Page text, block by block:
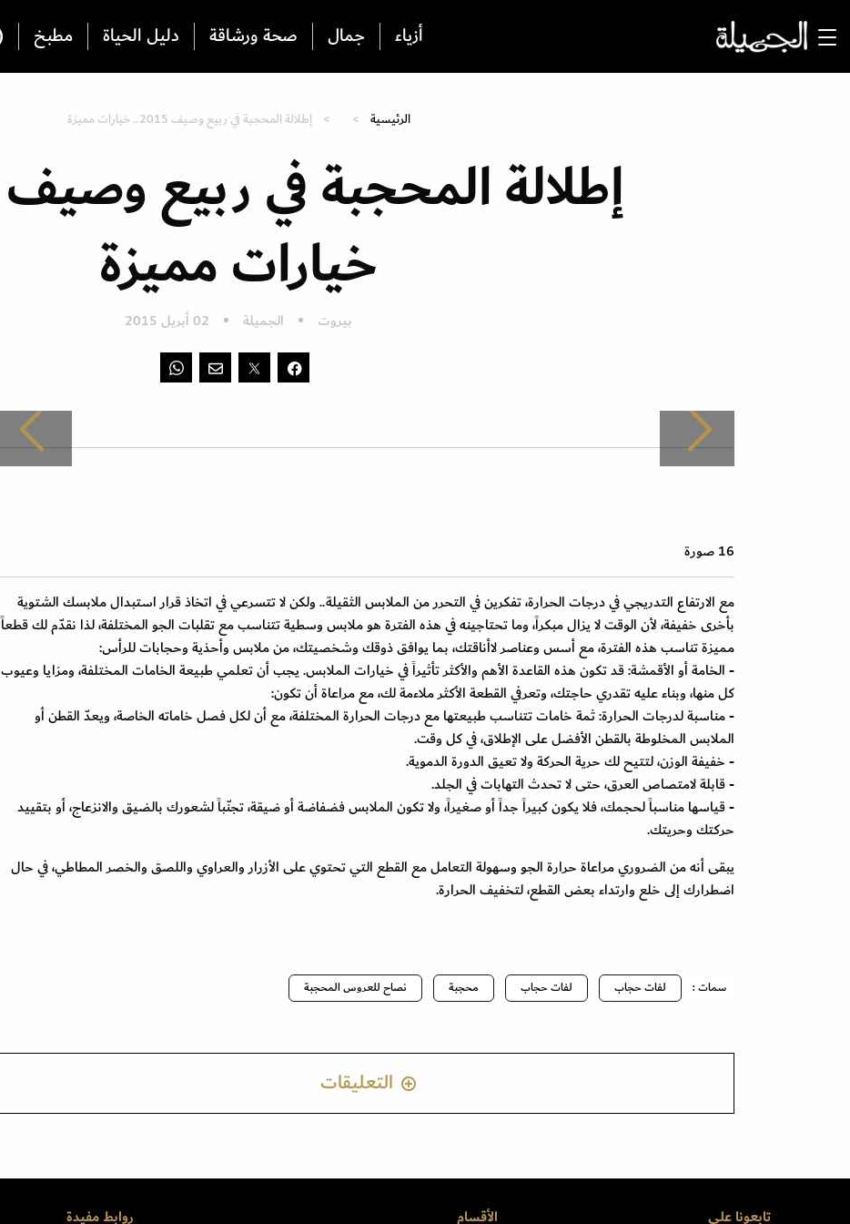
أزياء جمال صحة ورشاقة دليل الحياة مطبخ
الرئيسية إطلالة المحجبة في ربيع وصيف 2015.. خيارات مميزة
خيارات مميزة
بيروت الجميلة 02 أبريل 2015
16 صورة
مع الارتفاع التدريجي في درجات الحرارة، تفكرين في التحرر من الملابس الثقيلة.. ولكن لا تتسرعي في اتخاذ قرار استبدال ملابسك الشتوية
بأخرى خفيفة، لأن الوقت لا يزال مبكراً، وما تحتاجينه في هذه الفترة هو ملابس وسطية تتناسب مع تقلبات الجو المختلفة، لذا نقدّم لك قطعاً
مميزة تناسب هذه الفترة، مع أسس وعناصر لاأناقتك، بما يوافق ذوقك وشخصيتك، من ملابس وأحذية وحجابات للرأس:
- الخامة أو الأقمشة: قد تكون هذه القاعدة الأهم والأكثر تأثيراً في خيارات الملابس. يجب أن تعلمي طبيعة الخامات المختلفة، ومزايا وعيوب
كل منها، وبناء عليه تقدري حاجتك، وتعرفي القطعة الأكثر ملاءمة لك، مع مراعاة أن تكون:
- مناسبة لدرجات الحرارة: ثمة خامات تتناسب طبيعتها مع درجات الحرارة المختلفة، مع أن لكل فصل خاماته الخاصة، ويعدّ القطن أو
الملابس المخلوطة بالقطن الأفضل على الإطلاق، في كل وقت.
- خفيفة الوزن، لتتيح لك حرية الحركة ولا تعيق الدورة الدموية.
- قابلة لامتصاص العرق، حتى لا تحدث التهابات في الجلد.
- قياسها مناسباً لحجمك، فلا يكون كبيراً جداً أو صغيراً، ولا تكون الملابس فضفاضة أو ضيقة، تجنّباً لشعورك بالضيق والانزعاج، أو بتقييد
حركتك وحريتك.
يبقى أنه من الضروري مراعاة حرارة الجو وسهولة التعامل مع القطع التي تحتوي على الأزرار والعراوي واللصق والخصر المطاطي، في حال
اضطرارك إلى خلع وارتداء بعض القطع، لتخفيف الحرارة.
سمات : لفات حجاب لفات حجاب محجبة نصاح للعروس المحجبة
التعليقات
تابعونا على الأقسام روابط مفيدة